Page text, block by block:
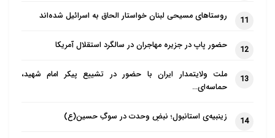
11 روستاهای مسیحی لبنان خواستار الحاق به اسرائیل شده‌اند
12 حضور پاپ در جزیره مهاجران در سالگرد استقلال آمریکا
13
ملت ولایتمدار ایران با حضور در تشییع پیکر امام شهید،
حماسه‌ای…
14 زینبیه‌ی استانبول؛ نبضِ وحدت در سوگِ حسین(ع)